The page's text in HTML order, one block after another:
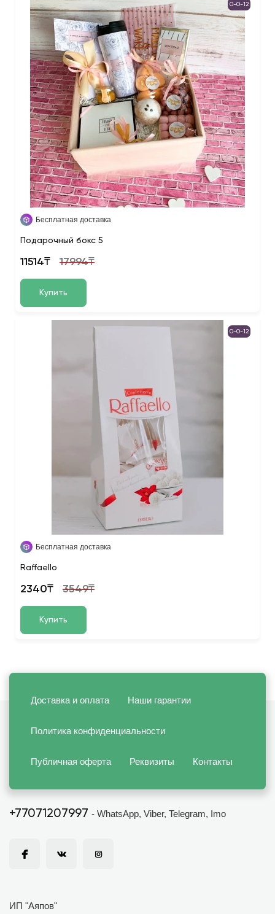
0-0-12
Бесплатная доставка
Подарочный бокс 5
11514₸ 17994₸
Купить
0-0-12
Бесплатная доставка
Raffaello
2340₸ 3549₸
Купить
Доставка и оплата Наши гарантии
Политика конфиденциальности
Публичная оферта Реквизиты Контакты
+77071207997 - WhatsApp, Viber, Telegram, Imo
ИП "Аяпов"